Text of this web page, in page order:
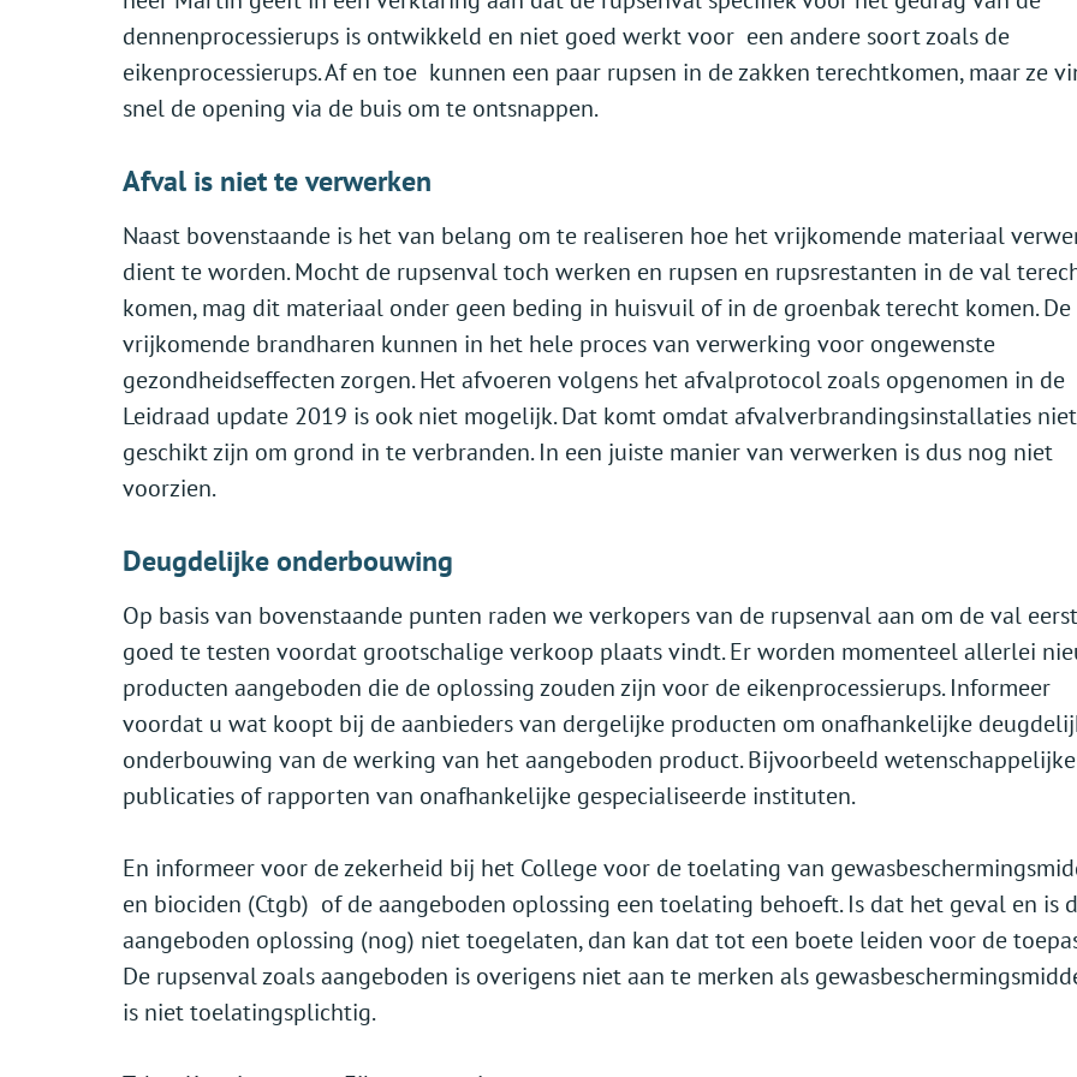
dennenprocessierups is ontwikkeld en niet goed werkt voor een andere soort zoals de
eikenprocessierups. Af en toe kunnen een paar rupsen in de zakken terechtkomen, maar ze
snel de opening via de buis om te ontsnappen.
Afval is niet te verwerken
Naast bovenstaande is het van belang om te realiseren hoe het vrijkomende materiaal
dient te worden. Mocht de rupsenval toch werken en rupsen en rupsrestanten in de val
komen, mag dit materiaal onder geen beding in huisvuil of in de groenbak terecht komen. De
vrijkomende brandharen kunnen in het hele proces van verwerking voor ongewenste
gezondheidseffecten zorgen. Het afvoeren volgens het afvalprotocol zoals opgenomen in de
Leidraad update 2019 is ook niet mogelijk. Dat komt omdat afvalverbrandingsinstallaties niet
geschikt zijn om grond in te verbranden. In een juiste manier van verwerken is dus nog niet
voorzien.
Deugdelijke onderbouwing
Op basis van bovenstaande punten raden we verkopers van de rupsenval aan om de val eerst
goed te testen voordat grootschalige verkoop plaats vindt. Er worden momenteel allerlei
producten aangeboden die de oplossing zouden zijn voor de eikenprocessierups. Informeer
voordat u wat koopt bij de aanbieders van dergelijke producten om onafhankelijke
onderbouwing van de werking van het aangeboden product. Bijvoorbeeld wetenschappelijke
publicaties of rapporten van onafhankelijke gespecialiseerde instituten.
En informeer voor de zekerheid bij het College voor de toelating van
en biociden (Ctgb) of de aangeboden oplossing een toelating behoeft. Is dat het geval en is
aangeboden oplossing (nog) niet toegelaten, dan kan dat tot een boete leiden voor de
De rupsenval zoals aangeboden is overigens niet aan te merken als
is niet toelatingsplichtig.